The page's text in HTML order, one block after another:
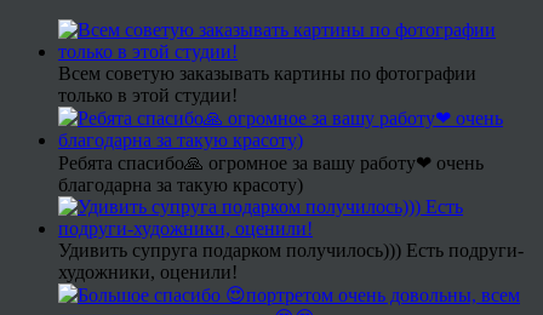
Всем советую заказывать картины по фотографии
только в этой студии!
Ребята спасибо🙏 огромное за вашу работу❤ очень
благодарна за такую красоту)
Удивить супруга подарком получилось))) Есть подруги-
художники, оценили!